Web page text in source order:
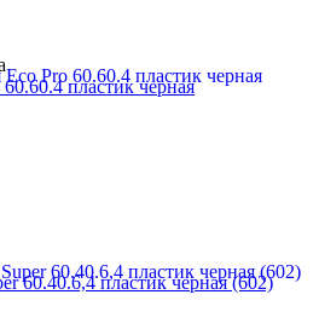
пластик черная
60.40.6,4 пластик черная (602)